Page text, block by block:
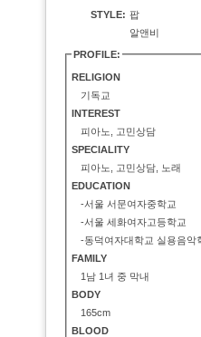
STYLE: 팝
알앤비
PROFILE:
RELIGION
기독교
INTEREST
피아노, 고민상담
SPECIALITY
피아노, 고민상담, 노래
EDUCATION
-서울 서문여자중학교
-서울 세화여자고등학교
-동덕여자대학교 실용음악
FAMILY
1남 1녀 중 막내
BODY
165cm
BLOOD